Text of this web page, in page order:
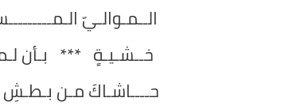
الــمـوالـيّ
خــشـيـةٍ *** بـأن لـم
حــــاشـاكَ مـن بـطـشِ